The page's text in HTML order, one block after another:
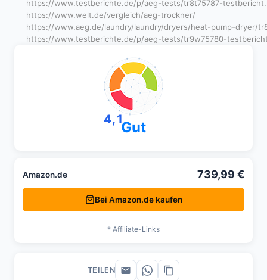
https://www.testberichte.de/p/aeg-tests/tr8t75787-
https://www.welt.de/vergleich/aeg-trockner/
https://www.aeg.de/laundry/laundry/dryers/heat-pump-dryer/
https://www.testberichte.de/p/aeg-tests/tr9w75780-
4,1Gut
Amazon.de 739,99 €
Bei Amazon.de kaufen
* Affiliate-Links
TEILEN